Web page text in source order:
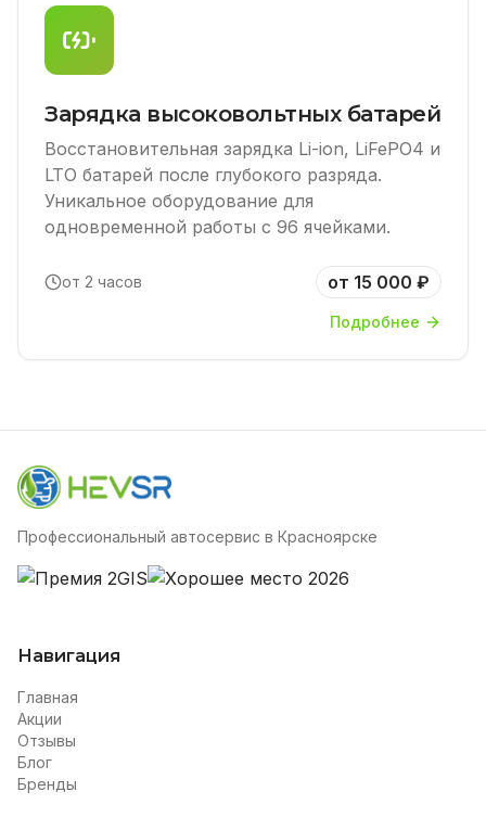
Зарядка высоковольтных батарей
Восстановительная зарядка Li-ion, LiFePO4 и
LTO батарей после глубокого разряда.
Уникальное оборудование для
одновременной работы с 96 ячейками.
от 2 часов от 15 000 ₽
Подробнее
Профессиональный автосервис в Красноярске
Навигация
Главная
Акции
Отзывы
Блог
Бренды